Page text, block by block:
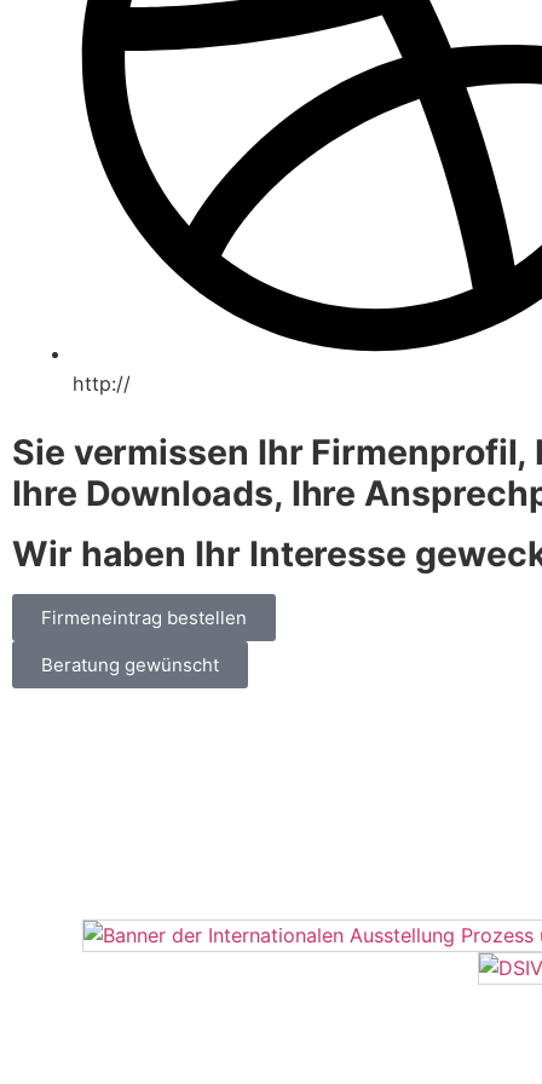
http://
Sie vermissen Ihr
Ihre Downloads, Ihre
Wir haben Ihr Interesse
Firmeneintrag bestellen
Beratung gewünscht